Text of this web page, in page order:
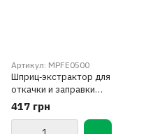
Артикул: MPFE0500
Шприц‑экстрактор для
откачки и заправки
технических жидкостей
многофункциональный 500мл
G.I.KRAFT MPFE0500
417 грн